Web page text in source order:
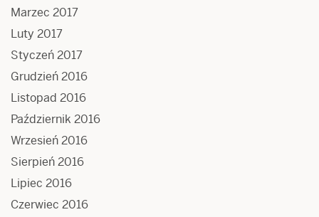
Marzec 2017
Luty 2017
Styczeń 2017
Grudzień 2016
Listopad 2016
Październik 2016
Wrzesień 2016
Sierpień 2016
Lipiec 2016
Czerwiec 2016